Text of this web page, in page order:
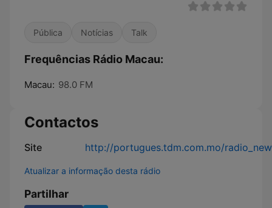
Pública Notícias Talk
Frequências Rádio Macau:
Macau: 98.0 FM
Contactos
Site http://portugues.tdm.com.mo/
Atualizar a informação desta rádio
Partilhar